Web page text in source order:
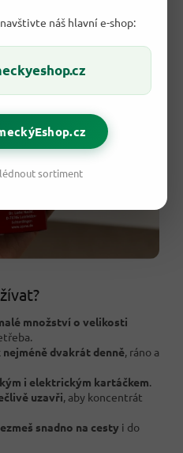
náš hlavní e-shop:
Chci si jen prohlédnout sortiment
množství o velikosti
nejméně dvakrát denně , ráno a
i elektrickým kartáčkem
uzavři , aby koncentrát
snadno na cesty i do